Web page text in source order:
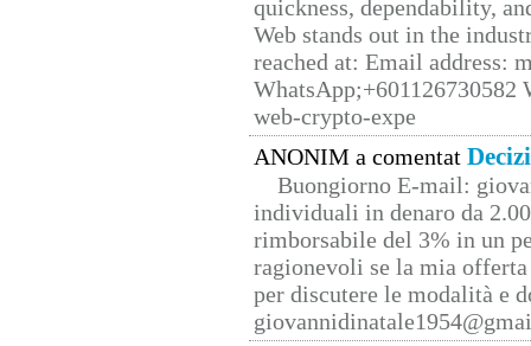
quickness, dependability,
Web stands out in the
reached at: Email address:
web-crypto-expe
ANONIM a comentat
Buongiorno E-mail:
individuali in denaro da
rimborsabile del 3% in un
ragionevoli se la mia
per discutere le modalità e